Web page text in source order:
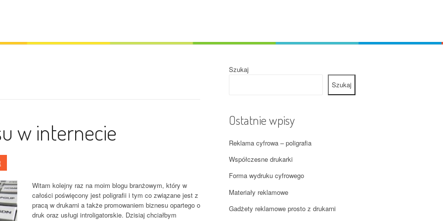
w internecie
Witam kolejny raz na moim blogu branżowym, który w
całości poświęcony jest poligrafii i tym co związane jest z
pracą w drukarni a także promowaniem biznesu opartego o
druk oraz usługi introligatorskie. Dzisiaj chciałbym
Szukaj
Szukaj
Ostatnie wpisy
Reklama cyfrowa – poligrafia
Współczesne drukarki
Forma wydruku cyfrowego
Materiały reklamowe
Gadżety reklamowe prosto z drukarni